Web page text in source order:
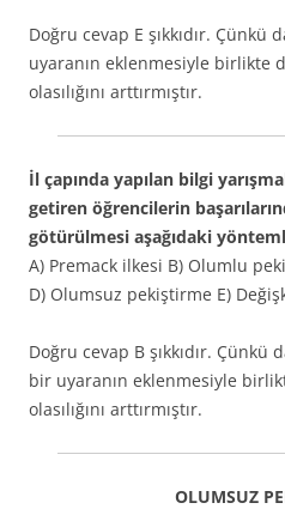
Doğru cevap E şıkkıdır.
uyaranın eklenmesiyle birlikte
olasılığını arttırmıştır.
İl çapında yapılan bilgi
getiren öğrencilerin
götürülmesi aşağıdaki
A) Premack ilkesi B) Olumlu
D) Olumsuz pekiştirme E)
Doğru cevap B şıkkıdır. Çünkü
bir uyaranın eklenmesiyle
olasılığını arttırmıştır.
OLUMSUZ